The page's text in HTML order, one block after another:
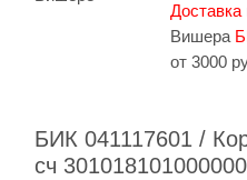
Доставка
Вишера
от 3000
БИК 041117601 /
сч